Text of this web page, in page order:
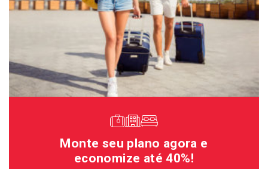
Monte seu plano agora e
economize até 40%!